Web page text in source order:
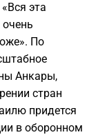
эта
По
Анкары,
стран
придется
в оборонном